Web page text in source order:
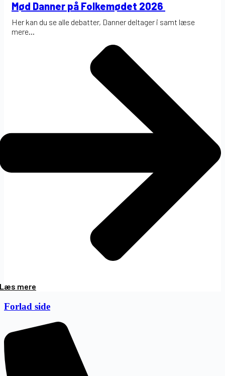
Mød Danner på Folkemødet 2026
Her kan du se alle debatter, Danner deltager i samt læse
mere...
Læs mere
Forlad side